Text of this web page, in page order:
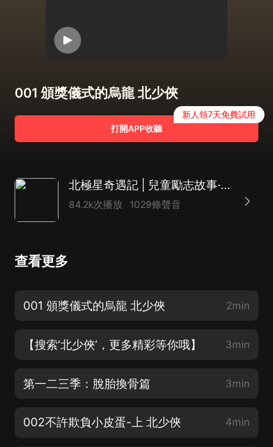
001 頒獎儀式的烏龍 北少俠
打開APP收聽
新人領7天免費試用
北極星奇遇記 | 兒童勵志故事·北少俠MC
84.2k次播放 1029條聲音
查看更多
001 頒獎儀式的烏龍 北少俠 2min
【搜索‘北少俠’，更多精彩等你哦】 3min
第一二三季：脫胎換骨篇 3min
002不許欺負小皮蛋-上 北少俠 4min